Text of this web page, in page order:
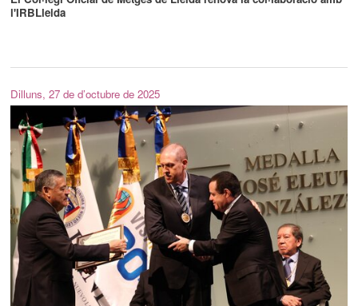
l'IRBLleida
Dilluns, 27 de d’octubre de 2025